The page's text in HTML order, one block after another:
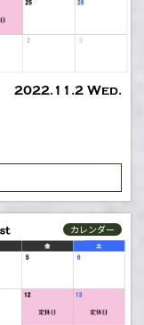
2022.11.2 Wed.
カレンダー